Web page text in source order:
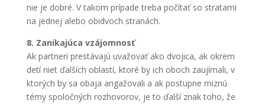
nie je dobré. V takom prípade treba počítať so stratami
na jednej alebo obidvoch stranách.
8. Zanikajúca vzájomnosť
Ak partneri prestávajú uvažovať ako dvojica, ak okrem
detí niet ďalších oblastí, ktoré by ich oboch zaujímali, v
ktorých by sa obaja angažovali a ak postupne miznú
témy spoločných rozhovorov, je to ďalší znak toho, že